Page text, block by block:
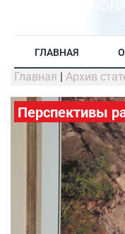
ГЛАВНАЯ
Главная | Архив
Перспективы